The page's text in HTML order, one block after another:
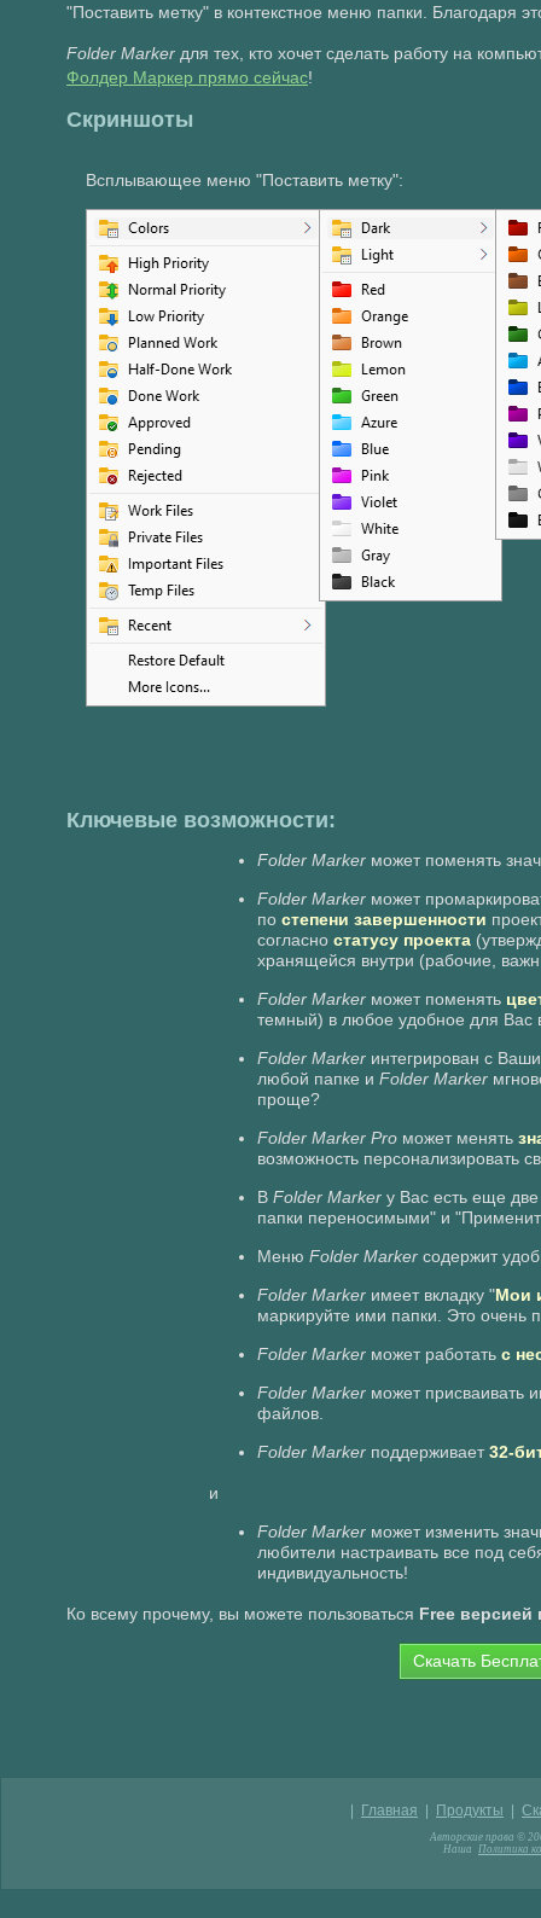
"Поставить метку" в контекстное меню папки. Благодаря
Folder Marker для тех, кто хочет сделать работу на
Фолдер Маркер прямо сейчас!
Скриншоты
Всплывающее меню "Поставить метку":
Ключевые возможности:
Folder Markerможет поменять
Folder Marker может
по степени завершенности
согласно статусу проекта
хранящейся внутри (рабочие,
Folder Markerможет поменять
темный) в любое удобное для Вас
Folder Markerинтегрирован с
любой папке и Folder Marker
проще?
Folder Marker Proможет менять
возможность персонализировать
В Folder Markerу Вас есть еще
папки переносимыми" и
Меню Folder Markerсодержит
Folder Markerимеет вкладку "Мои
маркируйте ими папки. Это очень
Folder Markerможет работать с
Folder Markerможет присваивать
файлов.
Folder Markerподдерживает32-
и
Folder Markerможет изменить
любители настраивать все под
индивидуальность!
Ко всему прочему, вы можете пользоваться Free
Скачать
Главная Продукты
Авторские права ©
Наша Политика